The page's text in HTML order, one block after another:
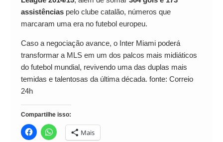
assistênciaspelo clube catalão, números que
marcaram uma era no futebol europeu.
Caso a negociação avance, o Inter Miami poderá
transformar a MLS em um dos palcos mais midiáticos
do futebol mundial, revivendo uma das duplas mais
temidas e talentosas da última década. fonte: Correio
24h
Compartilhe isso:
Mais